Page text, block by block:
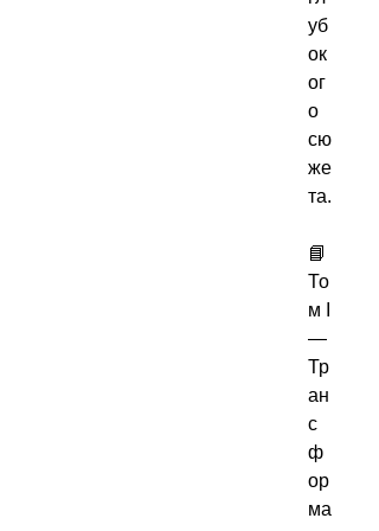
уб
ок
ог
о
сю
же
та.
📘
То
м I
—
Тр
ан
с
ф
ор
ма